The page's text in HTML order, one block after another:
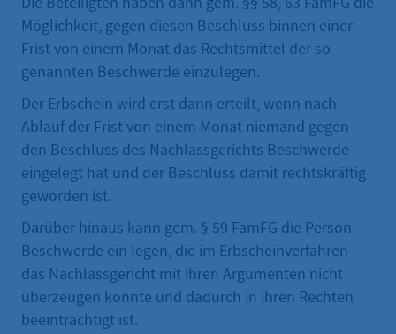
Möglichkeit, gegen diesen Beschluss binnen einer
Frist von einem Monat das Rechtsmittel der so
genannten Beschwerde einzulegen.
Der Erbschein wird erst dann erteilt, wenn nach
Ablauf der Frist von einem Monat niemand gegen
den Beschluss des Nachlassgerichts Beschwerde
eingelegt hat und der Beschluss damit rechtskräftig
geworden ist.
Darüber hinaus kann gem. § 59 FamFG die Person
Beschwerde ein legen, die im Erbscheinverfahren
das Nachlassgericht mit ihren Argumenten nicht
überzeugen konnte und dadurch in ihren Rechten
beeinträchtigt ist.